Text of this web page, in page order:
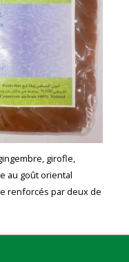
girofle,
au goût oriental
renforcés par deux de